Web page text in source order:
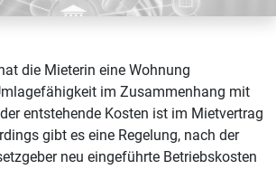
die Mieterin eine Wohnung
im Zusammenhang mit
entstehende Kosten ist im Mietvertrag
gibt es eine Regelung, nach der
neu eingeführte Betriebskosten